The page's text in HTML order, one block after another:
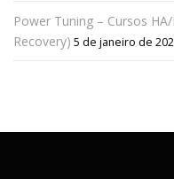
Power Tuning – Cursos
Recovery) 5 de janeiro de